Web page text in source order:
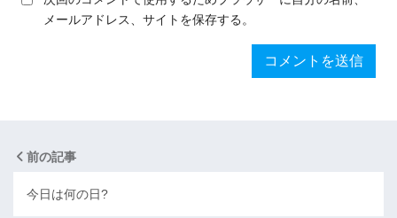
メールアドレス、サイトを保存する。
前の記事
今日は何の日?